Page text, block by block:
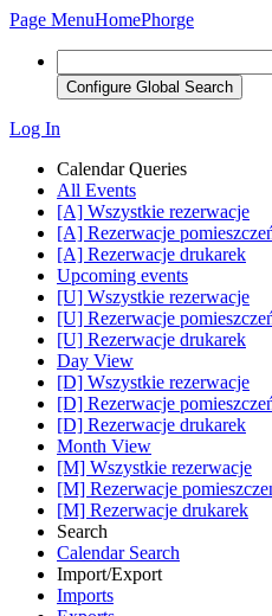
Page MenuHomePhorge
Configure Global Search
Log In
Calendar Queries
All Events
[A] Wszystkie rezerwacje
[A] Rezerwacje
[A] Rezerwacje drukarek
Upcoming events
[U] Wszystkie rezerwacje
[U] Rezerwacje
[U] Rezerwacje drukarek
Day View
[D] Wszystkie rezerwacje
[D] Rezerwacje
[D] Rezerwacje drukarek
Month View
[M] Wszystkie rezerwacje
[M] Rezerwacje
[M] Rezerwacje drukarek
Search
Calendar Search
Import/Export
Imports